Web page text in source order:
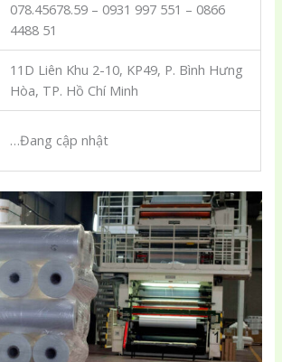
078.45678.59 – 0931 997 551 – 0866
4488 51
11D Liên Khu 2-10, KP49, P. Bình Hưng
Hòa, TP. Hồ Chí Minh
…Đang cập nhật